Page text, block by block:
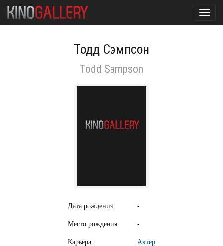
Тодд Сэмпсон
Todd Sampson
Дата рождения: -
Место рождения: -
Карьера: Актер